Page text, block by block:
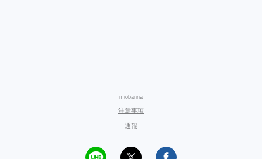
miobanna
注意事項
通報